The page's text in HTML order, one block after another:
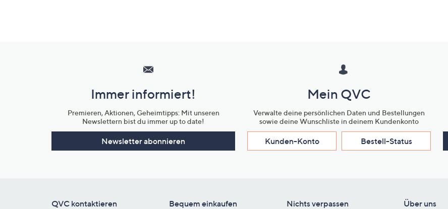
Unternehmensinformationen
Immer informiert!
Premieren, Aktionen, Geheimtipps: Mit unseren
Newslettern bist du immer up to date!
Newsletter abonnieren
Mein QVC
Verwalte deine persönlichen Daten und Bestellungen
sowie deine Wunschliste in deinem Kundenkonto
Kunden-Konto Bestell-Status
QVC kontaktieren Bequem einkaufen Nichts verpassen Über uns